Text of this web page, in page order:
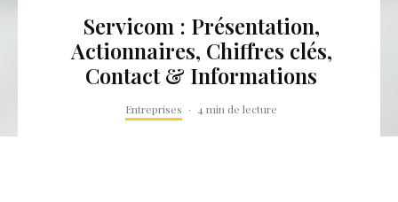
Servicom : Présentation,
Actionnaires, Chiffres clés,
Contact & Informations
Entreprises · 4 min de lecture